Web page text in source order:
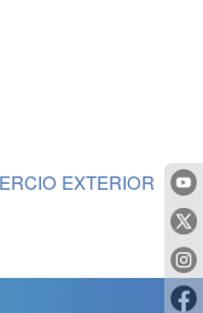
EXTERIOR